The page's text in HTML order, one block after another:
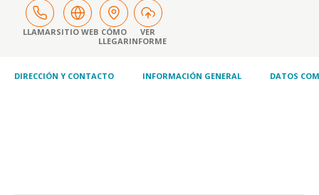
LLAMARSITIO WEB CÓMO
LLEGAR
VER
INFORME
DIRECCIÓN Y CONTACTO INFORMACIÓN GENERAL DATOS